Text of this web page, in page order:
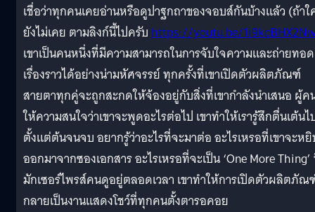
เชื่อว่าทุกคนเคยอ่านหรือดูปาฐกถาของจอบส์กันบ้างแล้ว (ถ้าใ
ยังไม่เคย ตามลิงก์นี้ไปครับhttps://youtu.be/1i9kcBHX2Nw
เขาเป็นคนหนึ่งที่มีความสามารถในการจับใจความและถ่ายทอด
เรื่องราวได้อย่างน่ามหัศจรรย์ ทุกครั้งที่เขาเปิดตัวผลิตภัณฑ์
สายตาทุกคู่จะถูกสะกดให้จ้องอยู่กับสิ่งที่เขากำลังนำเสนอ ผู้ค
ให้ความสนใจว่าเขาจะพูดอะไรต่อไป เขาทำให้เรารู้สึกตื่นเต้นไ
ตั้งแต่ต้นจนจบ อยากรู้ว่าอะไรที่จะมาต่อ อะไรเหรอที่เขาจะห
ออกมาจากซองเอกสาร อะไรเหรอที่จะเป็น ‘One More
มักเซอร์ไพรส์คนดูอยู่ตลอดเวลา เขาทำให้การเปิดตัวผลิตภัณ
กลายเป็นงานแสดงโชว์ที่ทุกคนตั้งตารอคอย